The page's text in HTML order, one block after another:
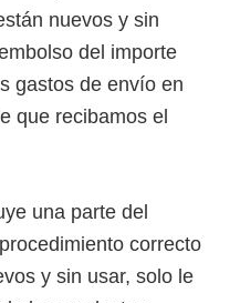
nuevos y sin
del importe
gastos de envío en
que recibamos el
una parte del
correcto
y sin usar, solo le